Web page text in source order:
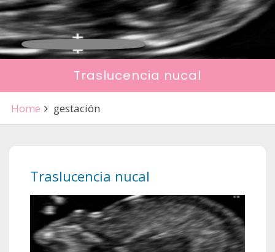
Traslucencia nucal
Home gestación
Traslucencia nucal